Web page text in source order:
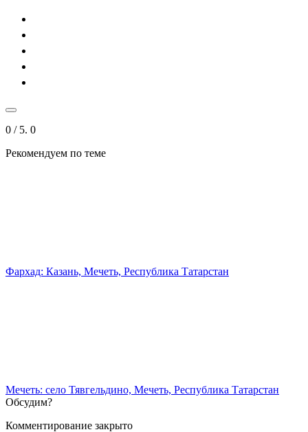
0 / 5. 0
Рекомендуем по теме
Фархад: Казань, Мечеть, Республика Татарстан
Мечеть: село Тявгельдино, Мечеть, Республика Татарстан
Обсудим?
Комментирование закрыто